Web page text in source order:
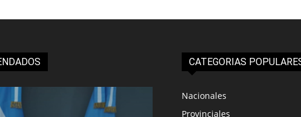
CATEGORIAS
Nacionales
Provinciales